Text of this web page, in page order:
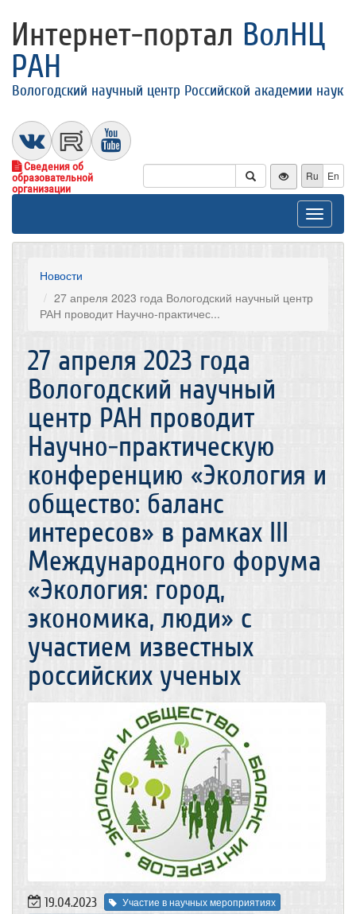
Интернет-портал ВолНЦ
РАН
Вологодский научный центр Российской академии наук
Сведения об
образовательной
организации
Ru En
Toggle
Новости
27 апреля 2023 года Вологодский научный центр
РАН проводит Научно-практичес...
27 апреля 2023 года
Вологодский научный
центр РАН проводит
Научно-практическую
конференцию «Экология и
общество: баланс
интересов» в рамках III
Международного форума
«Экология: город,
экономика, люди» с
участием известных
российских ученых
19.04.2023
Участие в научных мероприятиях